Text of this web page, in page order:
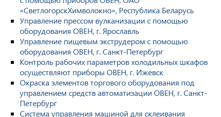
«СветлогорскХимволокно», Республика Беларусь
Управление прессом вулканизации с помощью
оборудования ОВЕН, г. Ярославль
Управление пищевым экструдером с помощью
оборудования ОВЕН, г. Санкт-Петербург
Контроль рабочих параметров холодильных шкафов
осуществляют приборы ОВЕН, г. Ижевск
Окраска элементов торгового оборудования под
управлением средств автоматизации ОВЕН, г. Санкт-
Петербург
Система управления машиной для склеивания